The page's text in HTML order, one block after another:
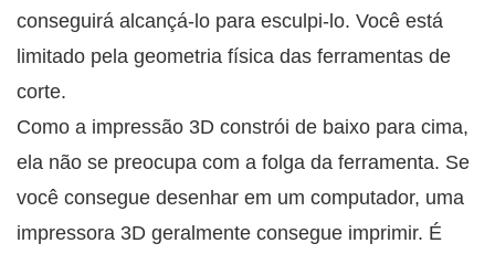
conseguirá alcançá-lo para esculpi-lo. Você está
limitado pela geometria física das ferramentas de
corte.
Como a impressão 3D constrói de baixo para cima,
ela não se preocupa com a folga da ferramenta. Se
você consegue desenhar em um computador, uma
impressora 3D geralmente consegue imprimir. É